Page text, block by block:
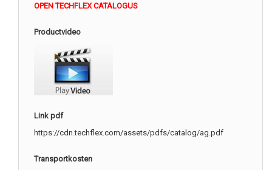
OPEN TECHFLEX CATALOGUS
Productvideo
Link pdf
https://cdn.techflex.com/assets/pdfs/catalog/ag.pdf
Transportkosten